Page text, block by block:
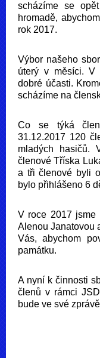
scházíme se
hromadě,
rok 2017.
Výbor našeho
úterý v měsíci. V
dobré účasti.
scházíme na
Co se týká
31.12.2017 120
mladých hasičů.
členové Tříska
a tři členové byli
bylo přihlášeno 6
V roce 2017 jsme
Alenou Janatovou
Vás, abychom
památku.
A nyní k činnosti
členů v rámci
bude ve své